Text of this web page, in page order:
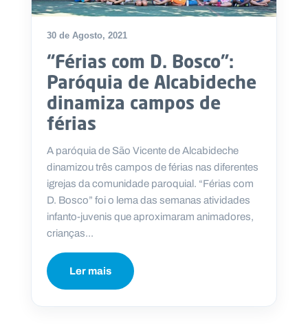
30 de Agosto, 2021
“Férias com D. Bosco”:
Paróquia de Alcabideche
dinamiza campos de
férias
A paróquia de São Vicente de Alcabideche
dinamizou três campos de férias nas diferentes
igrejas da comunidade paroquial. “Férias com
D. Bosco” foi o lema das semanas atividades
infanto-juvenis que aproximaram animadores,
crianças...
Ler mais
O
R
T
L
N
A
I
O
N
A
L
S
a
l
e
s
i
a
n
o
s